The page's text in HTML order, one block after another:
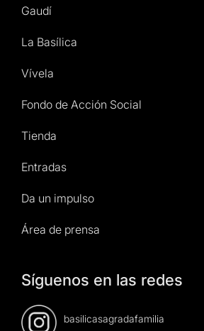
Gaudí
La Basílica
Vívela
Fondo de Acción Social
Tienda
Entradas
Da un impulso
Área de prensa
Síguenos en las redes
basilicasagradafamilia